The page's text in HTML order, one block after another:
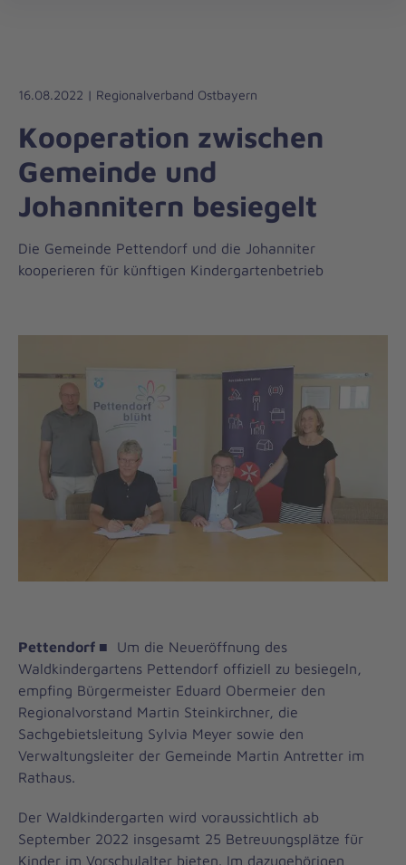
Liebe
Leben
16.08.2022 | Regionalverband Ostbayern
Kooperation zwischen
Gemeinde und
Johannitern besiegelt
Die Gemeinde Pettendorf und die Johanniter
kooperieren für künftigen Kindergartenbetrieb
Pettendorf ■ Um die Neueröffnung des
Waldkindergartens Pettendorf offiziell zu besiegeln,
empfing Bürgermeister Eduard Obermeier den
Regionalvorstand Martin Steinkirchner, die
Sachgebietsleitung Sylvia Meyer sowie den
Verwaltungsleiter der Gemeinde Martin Antretter im
Rathaus.
Der Waldkindergarten wird voraussichtlich ab
September 2022 insgesamt 25 Betreuungsplätze für
Kinder im Vorschulalter bieten. Im dazugehörigen